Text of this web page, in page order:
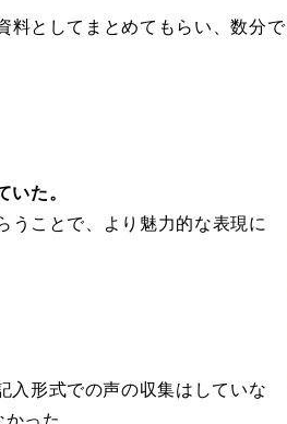
料としてまとめてもらい、数分で
た。
うことで、より魅力的な表現に
入形式での声の収集はしていな